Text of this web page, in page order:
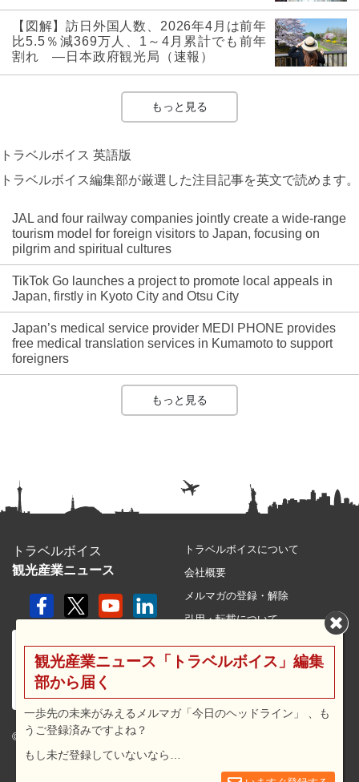
【図解】訪日外国人数、2026年4月は前年
比5.5％減369万人、1～4月累計でも前年
割れ ―日本政府観光局（速報）
もっと見る
トラベルボイス 英語版
トラベルボイス編集部が厳選した注目記事を英文で読めます。
JAL and four railway companies jointly create a wide-range
tourism model for foreign visitors to Japan, focusing on
pilgrim and spiritual cultures
TikTok Go launches a project to promote local appeals in
Japan, firstly in Kyoto City and Otsu City
Japan’s medical service provider MEDI PHONE provides
free medical translation services in Kumamoto to support
foreigners
もっと見る
トラベルボイス
観光産業ニュース
© 2026 travel voice.
トラベルボイスについて
会社概要
メルマガの登録・解除
引用・転載について
利用規約
広告メニュー・料金
観光産業ニュース「トラベルボイス」編集
部から届く
一歩先の未来がみえるメルマガ「今日のヘッドライン」 、も
うご登録済みですよね？
もし未だ登録していないなら…